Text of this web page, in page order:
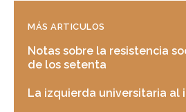
MÁS ARTICULOS
Notas sobre la resistencia
de los setenta
La izquierda universitaria al